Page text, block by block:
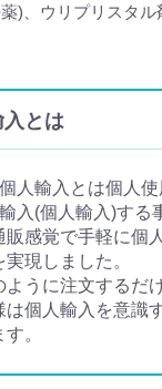
)、ウリプリスタル
とは
人輸入とは個人
入(個人輸入)する
感覚で手軽に個
現しました。
うに注文するだ
個人輸入を意識
。